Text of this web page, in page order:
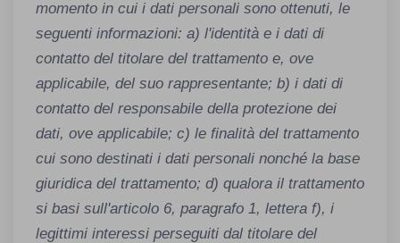
momento in cui i dati personali sono ottenuti, le
seguenti informazioni: a) l'identità e i dati di
contatto del titolare del trattamento e, ove
applicabile, del suo rappresentante; b) i dati di
contatto del responsabile della protezione dei
dati, ove applicabile; c) le finalità del trattamento
cui sono destinati i dati personali nonché la base
giuridica del trattamento; d) qualora il trattamento
si basi sull'articolo 6, paragrafo 1, lettera f), i
legittimi interessi perseguiti dal titolare del